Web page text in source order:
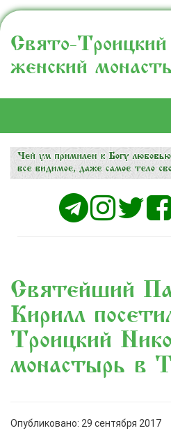
Свято-Троицкий
женский
Святейший
Кирилл
Троицкий
монастырь в
Опубликовано: 29 сентября 2017